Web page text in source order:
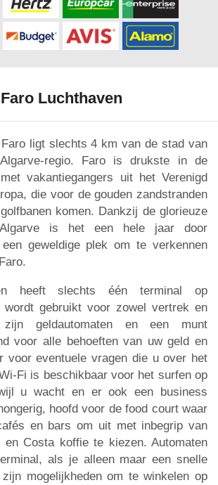
Luchthaven
ligt slechts 4 km van de stad van
regio. Faro is drukste in de
vakantiegangers uit het Verenigd
die voor de gouden zandstranden
komen. Dankzij de glorieuze
is het een hele jaar door
geweldige plek om te verkennen
heeft slechts één terminal op
wordt gebruikt voor zowel vertrek en
geldautomaten en een munt
voor alle behoeften van uw geld en
voor eventuele vragen die u over het
Fi is beschikbaar voor het surfen op
u wacht en er ook een business
hoofd voor de food court waar
en bars om uit met inbegrip van
en Costa koffie te kiezen. Automaten
als je alleen maar een snelle
mogelijkheden om te winkelen op